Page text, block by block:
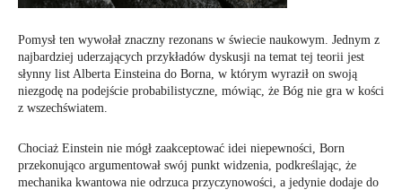
Pomysł ten wywołał znaczny rezonans w świecie naukowym. Jednym z
najbardziej uderzających przykładów dyskusji na temat tej teorii jest
słynny list Alberta Einsteina do Borna, w którym wyraził on swoją
niezgodę na podejście probabilistyczne, mówiąc, że Bóg nie gra w kości
z wszechświatem.
Chociaż Einstein nie mógł zaakceptować idei niepewności, Born
przekonująco argumentował swój punkt widzenia, podkreślając, że
mechanika kwantowa nie odrzuca przyczynowości, a jedynie dodaje do